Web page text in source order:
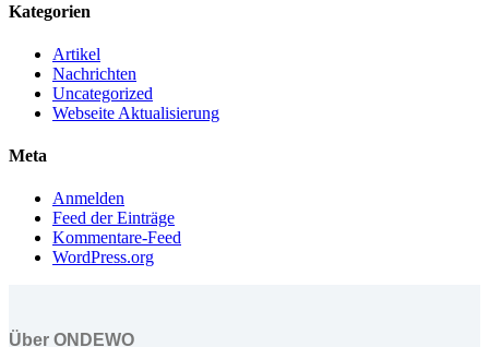
Kategorien
Artikel
Nachrichten
Uncategorized
Webseite Aktualisierung
Meta
Anmelden
Feed der Einträge
Kommentare-Feed
WordPress.org
Über ONDEWO